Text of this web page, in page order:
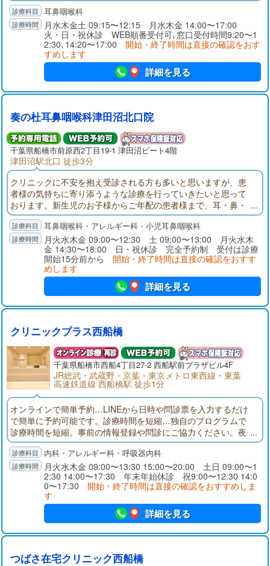
耳鼻咽喉科
月水木金土 09:15〜12:15 月水木金 14:00〜17:00
火・日・祝休診 WEB順番受付可､窓口受付時間9:20〜1
2:30､14:20〜17:00 開始・終了時間は直接の確認をおす
すめします
詳細を見る
奏の杜耳鼻咽喉科津田沼北口院
千葉県船橋市前原西2丁目19-1 津田沼ビート4階
津田沼駅北口 徒歩3分
クリニックに不安を抱え受診される方も多いと思いますが、患
者様の気持ちに寄り添うような診療を行っていきたいと思って
おります。新生児のお子様からご年配の患者様まで、耳・鼻・
のどでお困りの方、どうぞお気軽にご相談くださいませ。
耳鼻咽喉科・アレルギー科・小児耳鼻咽喉科
月火水木金 09:00〜12:30 土 09:00〜13:00 月火水木
金 14:30〜18:00 日・祝休診 完全予約制 受付は診療
開始15分前から 開始・終了時間は直接の確認をおすす
めします
詳細を見る
クリニックプラス西船橋
千葉県船橋市西船4丁目27-2 西船駅前プラザビル4F
JR総武・武蔵野・京葉・東京メトロ東西線・東葉
高速鉄道線 西船橋駅 徒歩1分
オンラインで簡単予約…LINEから日時や問診票を入力するだけ
で簡単に予約可能です。診療時間を短縮…独自のプログラムで
診療時間を短縮。事前の情報登録や問診にご協力ください。夜
間・休日も診療…平日20:00まで、土日祝日も診療しているの
で、急な症状にも安心してお越しいただけます。キャッシュレ
ス決済…クレジットカード・交通系ICなど多数の電子マネー決
済が可能です。
内科・アレルギー科・呼吸器内科
月火水木金 09:00〜13:30 15:00〜20:00 土日 09:00〜1
2:30 14:00〜17:30 年末年始休診 祝9:00〜12:30 14:0
0〜17:30 開始・終了時間は直接の確認をおすすめしま
す
詳細を見る
つばさ在宅クリニック西船橋